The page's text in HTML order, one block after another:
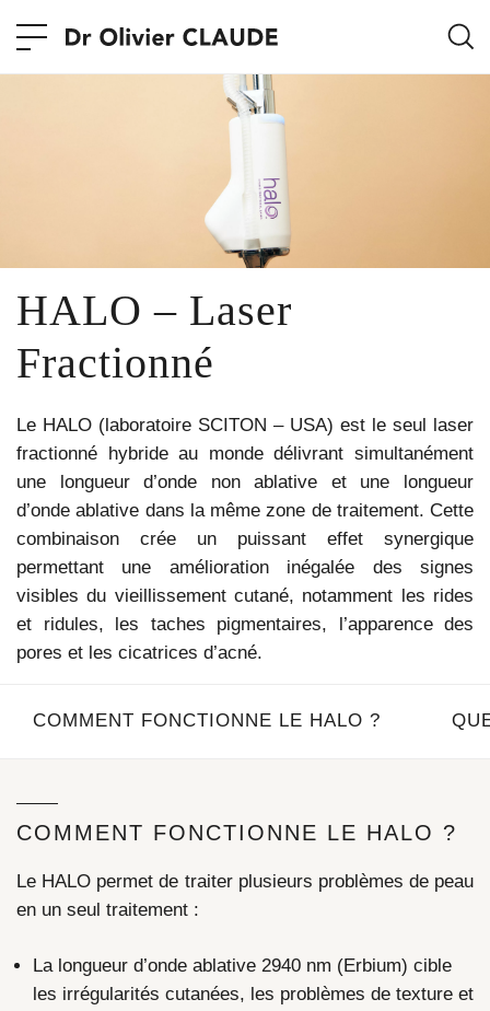
HALO – Laser
Fractionné
Le HALO (laboratoire SCITON – USA) est le seul laser
fractionné hybride au monde délivrant simultanément
une longueur d’onde non ablative et une longueur
d’onde ablative dans la même zone de traitement. Cette
combinaison crée un puissant effet synergique
permettant une amélioration inégalée des signes
visibles du vieillissement cutané, notamment les rides
et ridules, les taches pigmentaires, l’apparence des
pores et les cicatrices d’acné.
COMMENT FONCTIONNE LE HALO ?
COMMENT FONCTIONNE LE HALO ?
Le HALO permet de traiter plusieurs problèmes de peau
en un seul traitement :
La longueur d’onde ablative 2940 nm (Erbium) cible
les irrégularités cutanées, les problèmes de texture et